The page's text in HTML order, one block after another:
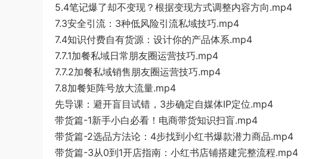
5.4笔记爆了却不变现？根据变现方式调整内容方向.mp4
7.3安全引流：3种低风险引流私域技巧.mp4
7.4知识付费自有货源：设计你的产品体系.mp4
7.7.1加餐私域日常朋友圈运营技巧.mp4
7.7.2加餐私域销售朋友圈运营技巧.mp4
7.8加餐矩阵号放大流量.mp4
先导课：避开盲目试错，3步确定自媒体IP定位.mp4
带货篇-1新手小白必看！电商带货知识扫盲.mp4
带货篇-2选品方法论：4步找到小红书爆款潜力商品.mp4
带货篇-3从0到1开店指南：小红书店铺搭建完整流程.mp4